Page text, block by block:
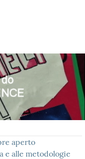
aperto
e alle metodologie